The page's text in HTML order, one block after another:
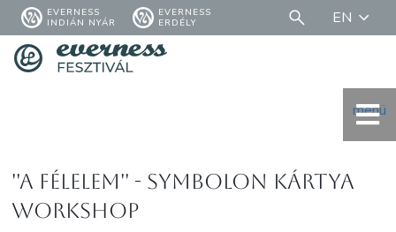
EVERNESS
INDIÁN NYÁR
EVERNESS
ERDÉLY
EN
menü
''A Félelem'' - Symbolon kártya
Workshop